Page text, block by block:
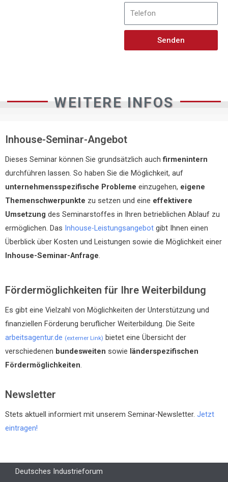
Senden
WEITERE INFOS
Inhouse-Seminar-Angebot
Dieses Seminar können Sie grundsätzlich auchfirmenintern
durchführen lassen. So haben Sie die Möglichkeit, auf
unternehmensspezifische Probleme einzugehen, eigene
Themenschwerpunkte zu setzen und eine effektivere
Umsetzung des Seminarstoffes in Ihren betrieblichen Ablauf zu
ermöglichen. Das Inhouse-Leistungsangebot gibt Ihnen einen
Überblick über Kosten und Leistungen sowie die Möglichkeit einer
Inhouse-Seminar-Anfrage.
Fördermöglichkeiten für Ihre Weiterbildung
Es gibt eine Vielzahl von Möglichkeiten der Unterstützung und
finanziellen Förderung beruflicher Weiterbildung. Die Seite
arbeitsagentur.de (externer Link) bietet eine Übersicht der
verschiedenen bundesweiten sowie länderspezifischen
Fördermöglichkeiten.
Newsletter
Stets aktuell informiert mit unserem Seminar-Newsletter. Jetzt
eintragen!
Deutsches Industrieforum